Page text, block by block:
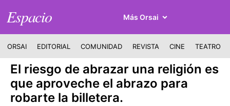
Espacio Más Orsai
ORSAI EDITORIAL COMUNIDAD REVISTA CINE TEATRO
El riesgo de abrazar una religión es
que aproveche el abrazo para
robarte la billetera.